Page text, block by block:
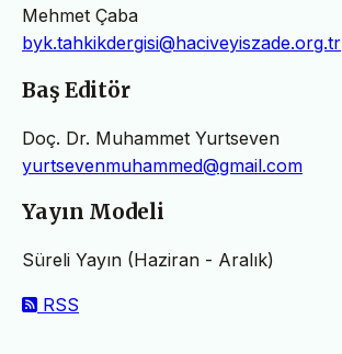
Mehmet Çaba
byk.tahkikdergisi@haciveyiszade.org.tr
Baş Editör
Doç. Dr. Muhammet Yurtseven
yurtsevenmuhammed@gmail.com
Yayın Modeli
Süreli Yayın (Haziran - Aralık)
RSS